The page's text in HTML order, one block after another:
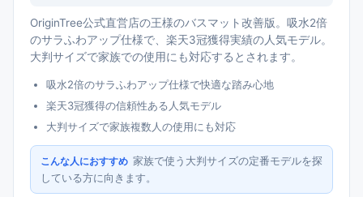
OriginTree公式直営店の王様のバスマット改善版。吸水2倍
のサラふわアップ仕様で、楽天3冠獲得実績の人気モデル。
大判サイズで家族での使用にも対応するとされます。
吸水2倍のサラふわアップ仕様で快適な踏み心地
楽天3冠獲得の信頼性ある人気モデル
大判サイズで家族複数人の使用にも対応
こんな人におすすめ 家族で使う大判サイズの定番モデルを探
している方に向きます。